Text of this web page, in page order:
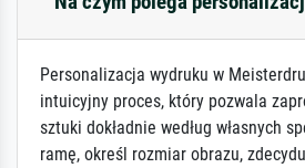
Personalizacja wydruku w
intuicyjny proces, który pozwala
sztuki dokładnie według własnych
ramę, określ rozmiar obrazu,